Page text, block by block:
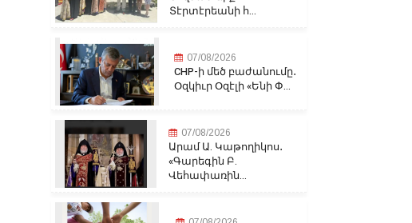
Տէրտէրեանի հ...
07/08/2026
CHP-ի մեծ բաժանումը․
Օզկիւր Օզէլի «Ենի Փ...
07/08/2026
Արամ Ա. Կաթողիկոս․
«Գարեգին Բ.
Վեհափառին...